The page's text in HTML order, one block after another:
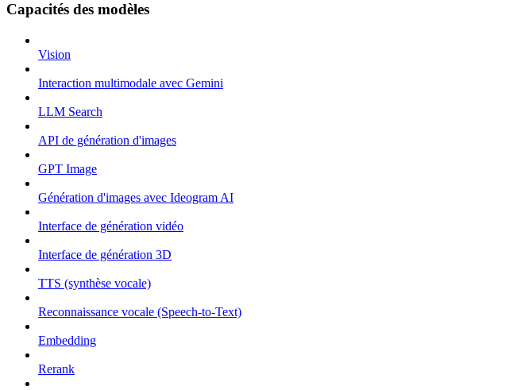
Capacités des modèles
Vision
Interaction multimodale avec Gemini
LLM Search
API de génération d'images
GPT Image
Génération d'images avec Ideogram AI
Interface de génération vidéo
Interface de génération 3D
TTS (synthèse vocale)
Reconnaissance vocale (Speech-to-Text)
Embedding
Rerank